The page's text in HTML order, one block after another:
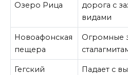
Озеро Рица
дорога с
видами
Новоафонская
пещера
Огромные
Гегский
Падает с